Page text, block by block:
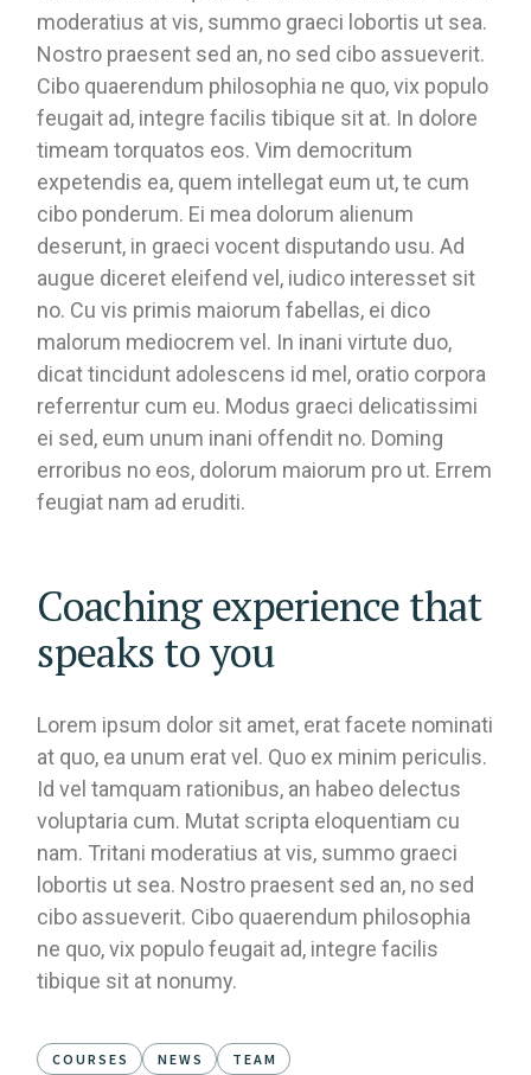
moderatius at vis, summo graeci lobortis ut sea.
Nostro praesent sed an, no sed cibo assueverit.
Cibo quaerendum philosophia ne quo, vix populo
feugait ad, integre facilis tibique sit at. In dolore
timeam torquatos eos. Vim democritum
expetendis ea, quem intellegat eum ut, te cum
cibo ponderum. Ei mea dolorum alienum
deserunt, in graeci vocent disputando usu. Ad
augue diceret eleifend vel, iudico interesset sit
no. Cu vis primis maiorum fabellas, ei dico
malorum mediocrem vel. In inani virtute duo,
dicat tincidunt adolescens id mel, oratio corpora
referrentur cum eu. Modus graeci delicatissimi
ei sed, eum unum inani offendit no. Doming
erroribus no eos, dolorum maiorum pro ut. Errem
feugiat nam ad eruditi.
Coaching experience that
speaks to you
Lorem ipsum dolor sit amet, erat facete nominati
at quo, ea unum erat vel. Quo ex minim periculis.
Id vel tamquam rationibus, an habeo delectus
voluptaria cum. Mutat scripta eloquentiam cu
nam. Tritani moderatius at vis, summo graeci
lobortis ut sea. Nostro praesent sed an, no sed
cibo assueverit. Cibo quaerendum philosophia
ne quo, vix populo feugait ad, integre facilis
tibique sit at nonumy.
COURSES NEWS TEAM